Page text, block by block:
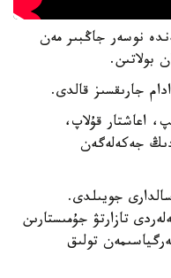
نوسەر جاڭبىر مەن
بولاتىن.
اعاشتار قۇلاپ،
جەكەلەگەن
سالدارى جويىلدى.
تازارتۋ جۇمىستارىن
تولىق